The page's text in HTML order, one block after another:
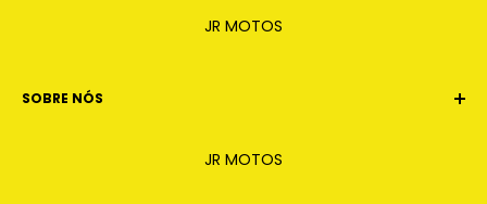
JR MOTOS
SOBRE NÓS
segurança na compra. Nossa filosofia se dá em
JR MOTOS